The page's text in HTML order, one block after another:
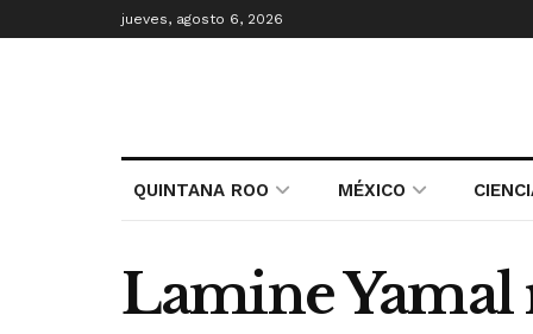
jueves, agosto 6, 2026
QUINTANA ROO MÉXICO
Lamine Yamal